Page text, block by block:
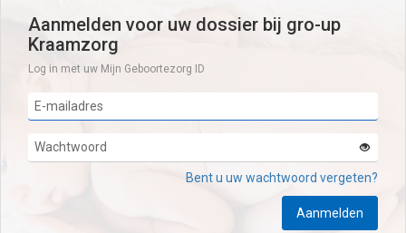
Aanmelden voor uw dossier bij gro-up
Kraamzorg
Log in met uw Mijn Geboortezorg ID
Bent u uw wachtwoord vergeten?
Aanmelden